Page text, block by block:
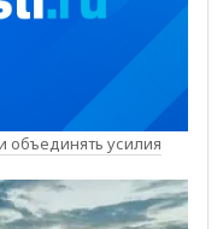
усилия